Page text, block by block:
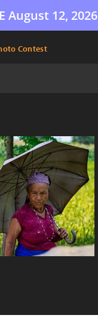
August 12, 2026
Contest